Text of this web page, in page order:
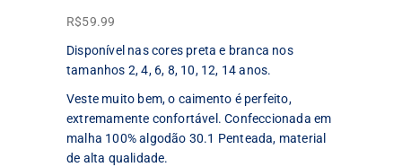
R$59.99
Disponível nas cores preta e branca nos
tamanhos 2, 4, 6, 8, 10, 12, 14 anos.
Veste muito bem, o caimento é perfeito,
extremamente confortável. Confeccionada em
malha 100% algodão 30.1 Penteada, material
de alta qualidade.